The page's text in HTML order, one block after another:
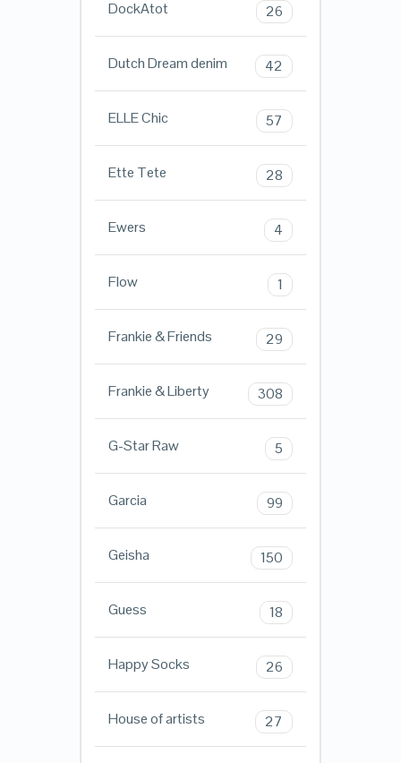
DockAtot 26
Dutch Dream denim 42
ELLE Chic 57
Ette Tete 28
Ewers 4
Flow 1
Frankie & Friends 29
Frankie & Liberty 308
G-Star Raw 5
Garcia 99
Geisha 150
Guess 18
Happy Socks 26
House of artists 27